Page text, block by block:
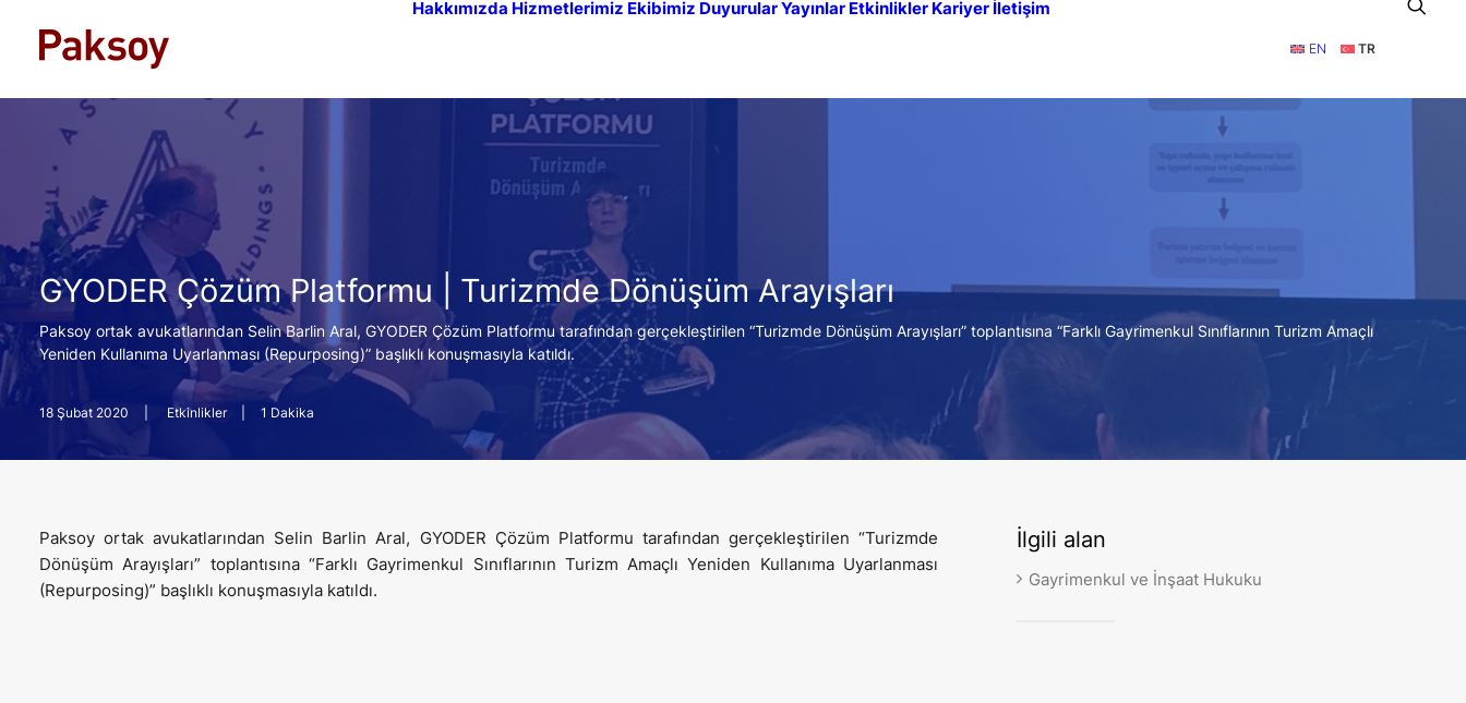
Hakkımızda Hizmetlerimiz Ekibimiz DuyurularYayınlar Etkinlikler Kariyer İletişim
EN TR
GYODER Çözüm Platformu | Turizmde Dönüşüm Arayışları
Paksoy ortak avukatlarından Selin Barlin Aral, GYODER Çözüm Platformu tarafından gerçekleştirilen “Turizmde Dönüşüm Arayışları” toplantısına “Farklı Gayrimenkul Sınıflarının Turizm Amaçlı
Yeniden Kullanıma Uyarlanması (Repurposing)” başlıklı konuşmasıyla katıldı.
18 Şubat 2020 Etkinlikler 1 Dakika
Paksoy ortak avukatlarından Selin Barlin Aral, GYODER Çözüm Platformu tarafından gerçekleştirilen “Turizmde
Dönüşüm Arayışları” toplantısına “Farklı Gayrimenkul Sınıflarının Turizm Amaçlı Yeniden Kullanıma Uyarlanması
(Repurposing)” başlıklı konuşmasıyla katıldı.
İlgili alan
Gayrimenkul ve İnşaat Hukuku